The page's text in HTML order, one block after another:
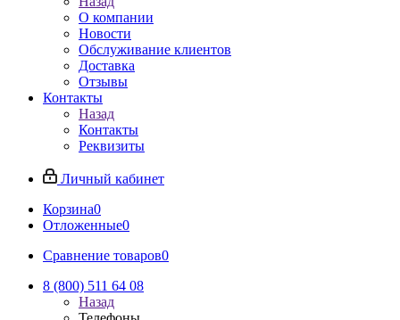
О компании
Новости
Обслуживание клиентов
Доставка
Отзывы
Контакты
Назад
Контакты
Реквизиты
Личный кабинет
Корзина0
Отложенные0
Сравнение товаров0
8 (800) 511 64 08
Назад